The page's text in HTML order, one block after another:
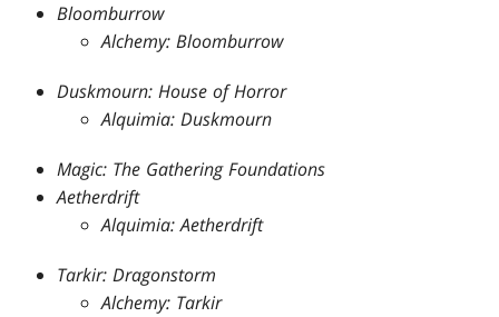
Bloomburrow
Alchemy: Bloomburrow
Duskmourn: House of Horror
Alquimia: Duskmourn
Magic: The Gathering Foundations
Aetherdrift
Alquimia: Aetherdrift
Tarkir: Dragonstorm
Alchemy: Tarkir